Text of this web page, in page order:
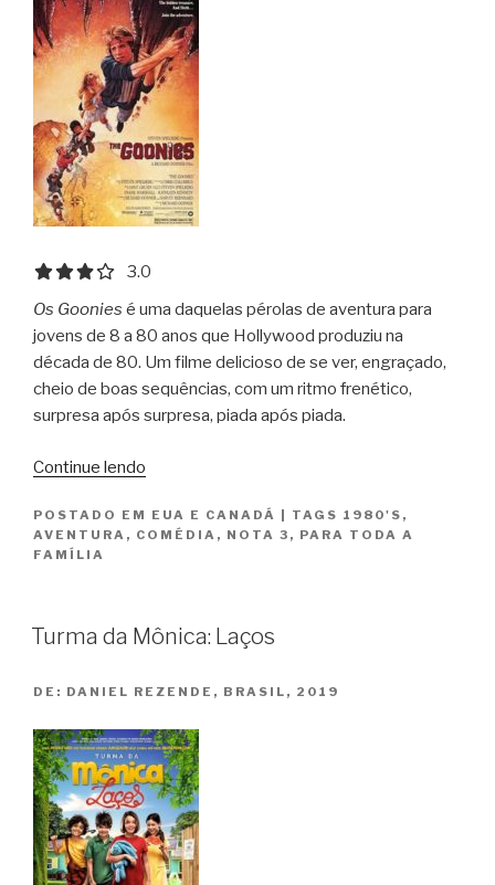
Stone”
3.0 out of 5.0 stars
3.0
Os Goonies é uma daquelas pérolas de aventura para
jovens de 8 a 80 anos que Hollywood produziu na
década de 80. Um filme delicioso de se ver, engraçado,
cheio de boas sequências, com um ritmo frenético,
surpresa após surpresa, piada após piada.
Continue lendo
The
POSTADO EM EUA E CANADÁ TAGS 1980'S ,
AVENTURA , COMÉDIA , NOTA 3 , PARA TODA A
FAMÍLIA
Turma da Mônica: Laços
DE: DANIEL REZENDE, BRASIL, 2019